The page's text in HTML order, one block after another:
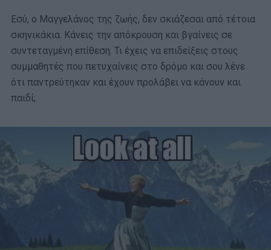
Εσύ, ο Μαγγελάνος της ζωής, δεν σκιάζεσαι από τέτοια
σκηνικάκια. Κάνεις την απόκρουση και βγαίνεις σε
συντεταγμένη επίθεση. Τι έχεις να επιδείξεις στους
συμμαθητές που πετυχαίνεις στο δρόμο και σου λένε
ότι παντρεύτηκαν και έχουν προλάβει να κάνουν και
παιδί;